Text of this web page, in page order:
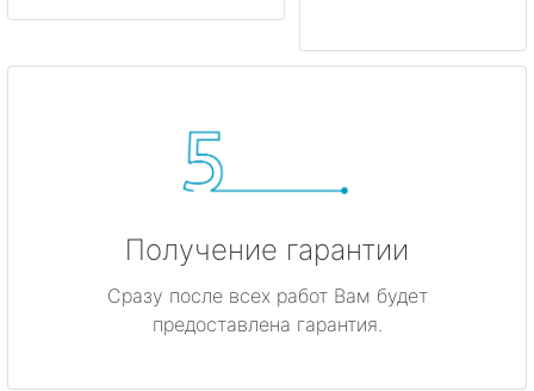
Получение гарантии
Сразу после всех работ Вам будет
предоставлена гарантия.